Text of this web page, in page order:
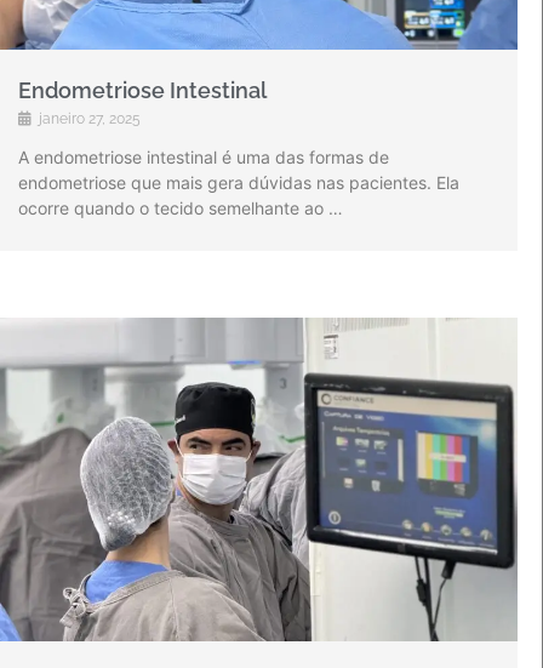
Endometriose Intestinal
janeiro 27, 2025
A endometriose intestinal é uma das formas de
endometriose que mais gera dúvidas nas pacientes. Ela
ocorre quando o tecido semelhante ao …